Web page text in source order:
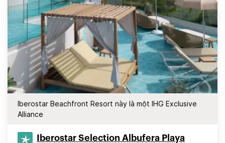
Iberostar Beachfront Resort này là một IHG Exclusive
Alliance
Iberostar Selection​ Albufera Playa